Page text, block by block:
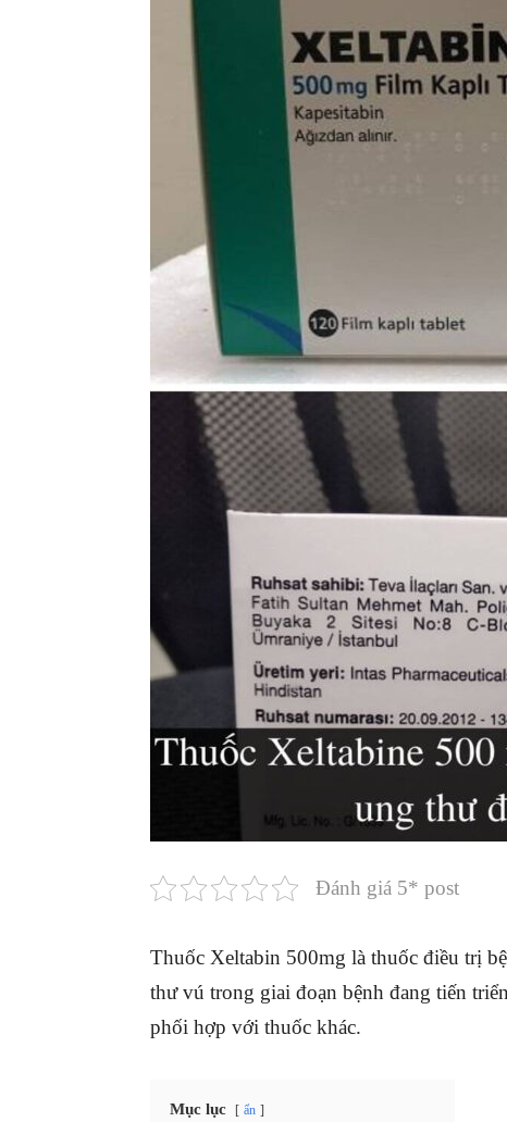
Đánh giá 5* post
Thuốc Xeltabin 500mg là thuốc điều trị
thư vú trong giai đoạn bệnh đang tiến
phối hợp với thuốc khác.
Mục lục ẩn